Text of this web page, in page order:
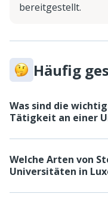
bereitgestellt.
Häufig
Was sind die
Tätigkeit an einer
Welche Arten von
Universitäten in